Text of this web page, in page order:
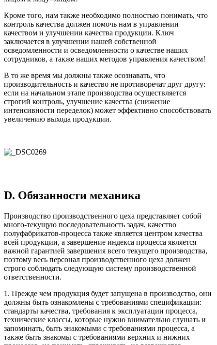
Кроме того, нам также необходимо полностью понимать, что
контроль качества должен помочь нам в управлении
качеством и улучшении качества продукции. Ключ
заключается в улучшении нашей собственной
осведомленности и осведомленности о качестве наших
сотрудников, а также наших методов управления качеством!
В то же время мы должны также осознавать, что
производительность и качество не противоречат друг другу:
если на начальном этапе производства осуществляется
строгий контроль, улучшение качества (снижение
интенсивности переделок) может эффективно способствовать
увеличению выхода продукции.
D. Обязанности механика
Производство производственного цеха представляет собой
много-текущую последовательность задач, качество
полуфабрикатов-процесса также является центром качества
всей продукции, а завершение индекса процесса является
важной гарантией завершения всего текущего производства,
поэтому весь персонал производственного цеха должен
строго соблюдать следующую систему производственной
ответственности.
1. Прежде чем продукция будет запущена в производство, они
должны быть ознакомлены с требованиями спецификации:
стандарты качества, требования к эксплуатации процесса,
технические классы, которые нужно внимательно слушать и
запоминать, быть знакомыми с требованиями процесса, а
также быть знакомы с требованиями верхних и нижних